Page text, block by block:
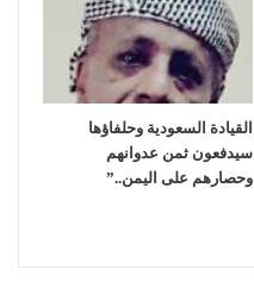
القيادة السعودية وحلفاؤها
سيدفعون ثمن عدوانهم
وحصارهم على اليمن..”